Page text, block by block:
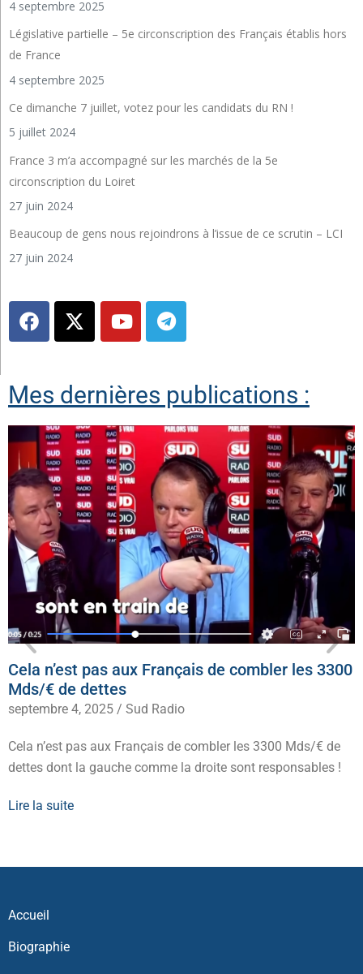
4 septembre 2025
Législative partielle – 5e circonscription des Français établis hors
de France
4 septembre 2025
Ce dimanche 7 juillet, votez pour les candidats du RN !
5 juillet 2024
France 3 m’a accompagné sur les marchés de la 5e
circonscription du Loiret
27 juin 2024
Beaucoup de gens nous rejoindrons à l’issue de ce scrutin – LCI
27 juin 2024
Mes dernières publications :
Cela n’est pas aux Français de combler les 3300
Mds/€ de dettes
septembre 4, 2025 / Sud Radio
Cela n’est pas aux Français de combler les 3300 Mds/€ de
dettes dont la gauche comme la droite sont responsables !
Lire la suite
Accueil
Biographie